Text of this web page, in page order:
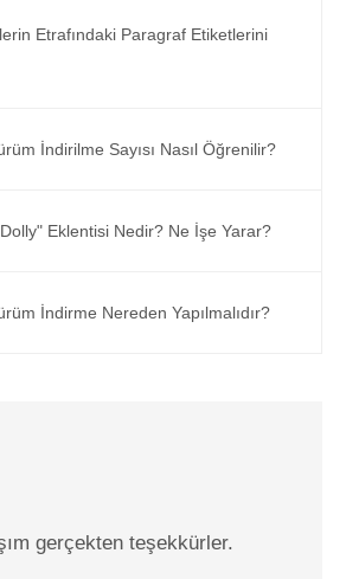
Etrafındaki Paragraf Etiketlerini
İndirilme Sayısı Nasıl Öğrenilir?
Eklentisi Nedir? Ne İşe Yarar?
İndirme Nereden Yapılmalıdır?
gerçekten teşekkürler.